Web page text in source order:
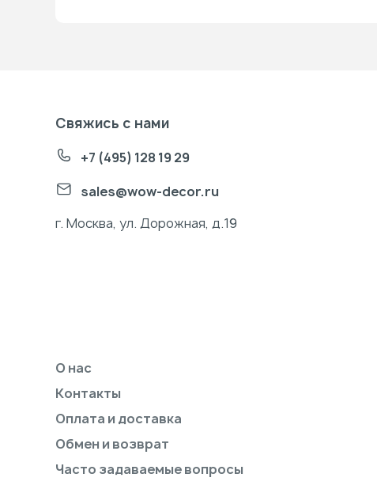
Свяжись с нами
+7 (495) 128 19 29
sales@wow-decor.ru
г. Москва, ул. Дорожная, д.19
О нас
Контакты
Оплата и доставка
Обмен и возврат
Часто задаваемые вопросы